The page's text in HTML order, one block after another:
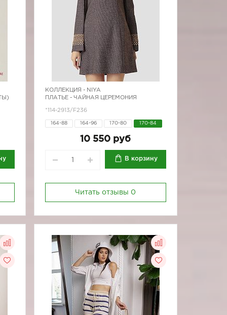
КОЛЛЕКЦИЯ - NIYA
ПЛАТЬЕ - ЧАЙНАЯ ЦЕРЕМОНИЯ
*114-2913/F236
164-88 164-96 170-80 170-84
10 550 руб
В корзину
Читать отзывы 0